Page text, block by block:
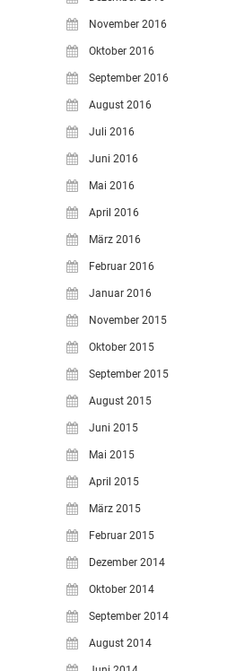
November 2016
Oktober 2016
September 2016
August 2016
Juli 2016
Juni 2016
Mai 2016
April 2016
März 2016
Februar 2016
Januar 2016
November 2015
Oktober 2015
September 2015
August 2015
Juni 2015
Mai 2015
April 2015
März 2015
Februar 2015
Dezember 2014
Oktober 2014
September 2014
August 2014